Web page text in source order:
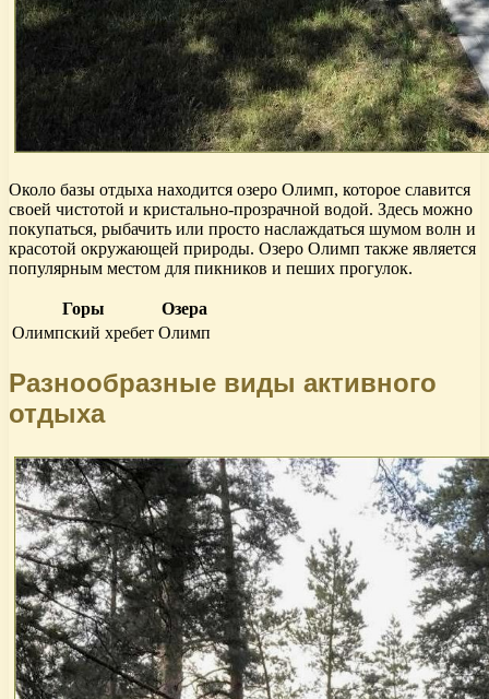
Около базы отдыха находится озеро Олимп, которое славится
своей чистотой и кристально-прозрачной водой. Здесь можно
покупаться, рыбачить или просто наслаждаться шумом волн и
красотой окружающей природы. Озеро Олимп также является
популярным местом для пикников и пеших прогулок.
Горы
Озера
Олимпский хребет Олимп
Разнообразные виды активного
отдыха